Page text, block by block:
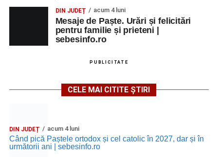
DIN JUDEȚ acum 4 luni
Mesaje de Paște. Urări și felicitări
pentru familie și prieteni |
sebesinfo.ro
PUBLICITATE
CELE MAI CITITE ȘTIRI
DIN JUDEȚ acum 4 luni
Când pică Paștele ortodox și cel catolic în 2027, dar și în
următorii ani | sebesinfo.ro